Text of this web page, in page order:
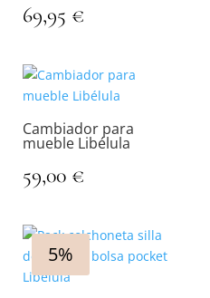
69,95 €
Cambiador para
mueble Libélula
59,00 €
5%